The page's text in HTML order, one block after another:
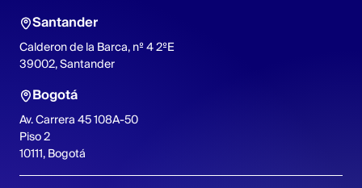
Santander
Calderon de la Barca, nº 4 2ºE
39002, Santander
Bogotá
Av. Carrera 45 108A-50
Piso 2
10111, Bogotá